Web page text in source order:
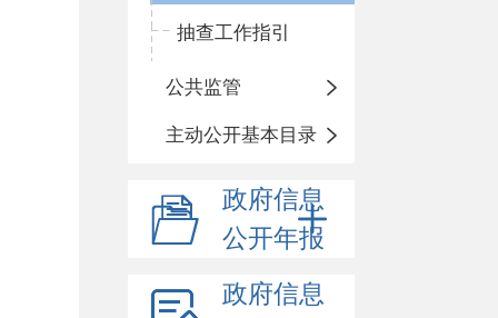
抽查工作指引
公共监管
主动公开基本目录
政府信息
公开年报
政府信息